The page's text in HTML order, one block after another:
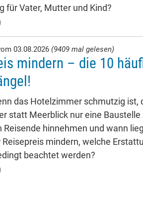
für Vater, Mutter und Kind?
03.08.2026 (9409 mal gelesen)
mindern – die 10
das Hotelzimmer schmutzig ist,
statt Meerblick nur eine Baustelle
hinnehmen und wann
mindern, welche
beachtet werden?